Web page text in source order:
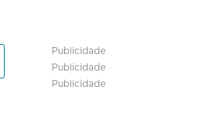
Publicidade
Publicidade
Publicidade